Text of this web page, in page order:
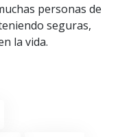
personas de
seguras,
la vida.